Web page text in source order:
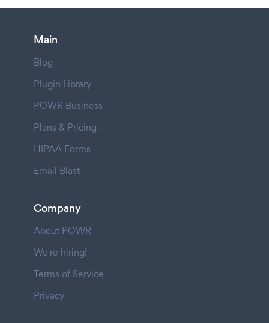
Main
Blog
Plugin Library
POWR Business
Plans & Pricing
HIPAA Forms
Email Blast
Company
About POWR
We're hiring!
Terms of Service
Privacy